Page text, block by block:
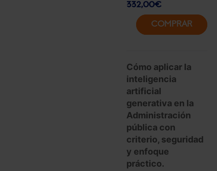
332,00€
COMPRAR
Cómo aplicar la
inteligencia
artificial
generativa en la
Administración
pública con
criterio, seguridad
y enfoque
práctico.